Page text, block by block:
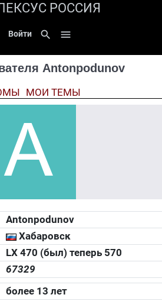
РОССИЯ
Войти search 
Antonpodunov
МОИ ТЕМЫ
Antonpodunov
Хабаровск
LX 470 (был) теперь 570
67329
более 13 лет